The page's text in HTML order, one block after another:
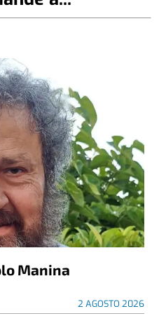
Manina
2 AGOSTO 2026